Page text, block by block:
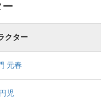
ー
クター
元春
児